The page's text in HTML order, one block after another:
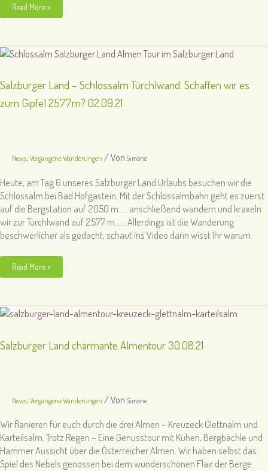
Animal
2021
die
große
Read More »
Salzburger Land – Schlossalm Türchlwand. Schaffen wir es
zum Gipfel 2577m? 02.09.21
News, Vergangene Wanderungen / Von Simone
Heute, am Tag 6 unseres Salzburger Land Urlaubs besuchen wir die
Schlossalm bei Bad Hofgastein. Mit der Schlossalmbahn geht es zuerst
auf die Bergstation auf 2050 m….. anschließend wandern und kraxeln
wir zur Türchlwand auf 2577 m…… Allerdings ist die Wanderung
beschwerlicher als gedacht, schaut ins Video dann wisst Ihr warum.
Salzburger
Land
Türchlwand.
Schaffen
zum
Gipfel
Read More »
Salzburger Land charmante Almentour 30.08.21
News, Vergangene Wanderungen / Von Simone
Wir flanieren für euch durch die drei Almen – Kreuzeck Glettnalm und
Karteilsalm. Trotz Regen – Eine Genusstour mit Kühen, Bergbächle und
Hammer Aussicht über die Österreicher Almen. Wir haben selbst das
Spiel des Nebels genossen bei dem wunderschönen Flair der Berge.